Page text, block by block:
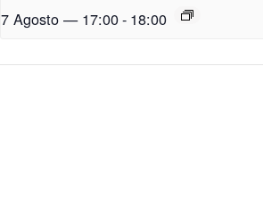
7 Agosto — 17:00- 18:00